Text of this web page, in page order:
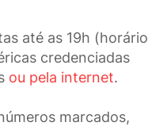
até as 19h (horário
credenciadas
ou pela internet.
marcados,